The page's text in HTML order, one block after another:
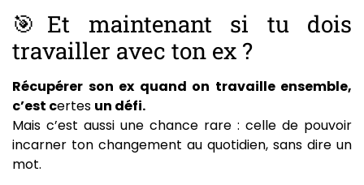
🎯Et maintenant si tu dois
travailler avec ton ex ?
Récupérer son ex quand on travaille ensemble,
c’est certes un défi.
Mais c’est aussi une chance rare : celle de pouvoir
incarner ton changement au quotidien, sans dire un
mot.